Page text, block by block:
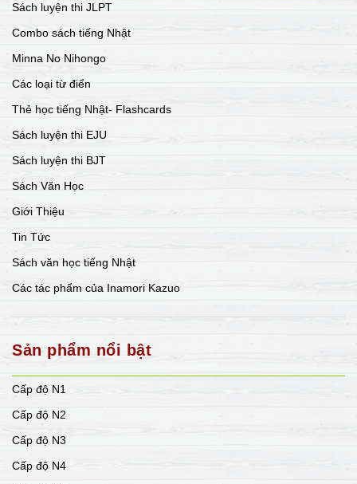
Sách luyện thi JLPT
Combo sách tiếng Nhật
Minna No Nihongo
Các loại từ điển
Thẻ học tiếng Nhật- Flashcards
Sách luyện thi EJU
Sách luyện thi BJT
Sách Văn Học
Giới Thiệu
Tin Tức
Sách văn học tiếng Nhật
Các tác phẩm của Inamori Kazuo
Sản phẩm nổi bật
Cấp độ N1
Cấp độ N2
Cấp độ N3
Cấp độ N4